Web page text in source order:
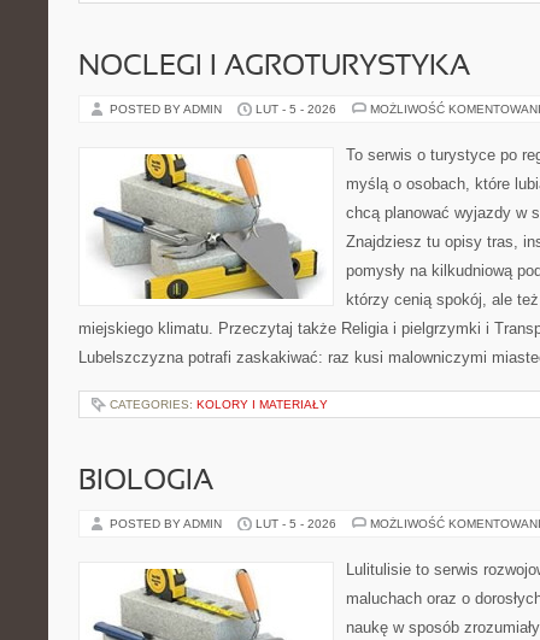
NOCLEGI I AGROTURYSTYKA
POSTED BY ADMIN LUT - 5 - 2026 MOŻLIWOŚĆ
To serwis o turystyce po
myślą o osobach, które
chcą planować wyjazdy w
Znajdziesz tu opisy tras,
pomysły na kilkudniową
którzy cenią spokój, ale
miejskiego klimatu. Przeczytaj także Religia i pielgrzymki i
Lubelszczyzna potrafi zaskakiwać: raz kusi malowniczymi
CATEGORIES: KOLORY I MATERIAŁY
BIOLOGIA
POSTED BY ADMIN LUT - 5 - 2026 MOŻLIWOŚĆ
Lulitulisie to serwis
maluchach oraz o
naukę w sposób